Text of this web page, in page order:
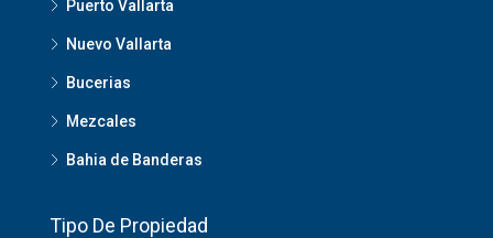
Puerto Vallarta
Nuevo Vallarta
Bucerias
Mezcales
Bahia de Banderas
Tipo De Propiedad